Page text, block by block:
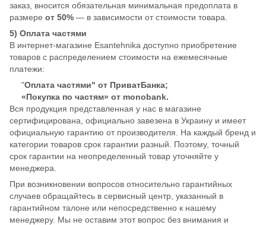
заказ, вносится обязательная минимальная предоплата в
размере от 50% — в зависимости от стоимости товара.
5) Оплата частями
В интернет-магазине Esantehnika доступно приобретение
товаров с распределением стоимости на ежемесячные
платежи:
"Оплата частями" от ПриватБанка;
«Покупка по частям» от monobank.
Вся продукция представленная у нас в магазине
сертифицирована, официально завезена в Украину и имеет
официальную гарантию от производителя. На каждый бренд и
категории товаров срок гарантии разный. Поэтому, точный
срок гарантии на неопределенный товар уточняйте у
менеджера.
При возникновении вопросов относительно гарантийных
случаев обращайтесь в сервисный центр, указанный в
гарантийном талоне или непосредственно к нашему
менеджеру. Мы не оставим этот вопрос без внимания и